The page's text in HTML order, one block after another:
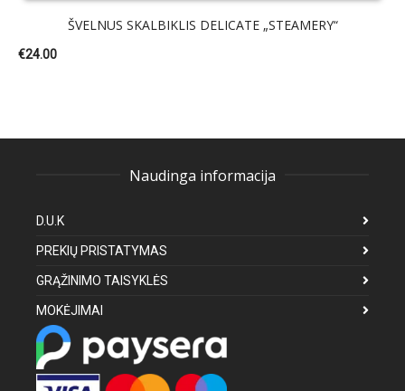
ŠVELNUS SKALBIKLIS DELICATE „STEAMERY“
€24.00
Naudinga informacija
D.U.K
PREKIŲ PRISTATYMAS
GRĄŽINIMO TAISYKLĖS
MOKĖJIMAI